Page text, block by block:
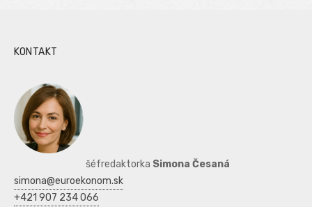
KONTAKT
šéfredaktorka Simona Česaná
simona@euroekonom.sk
+421 907 234 066